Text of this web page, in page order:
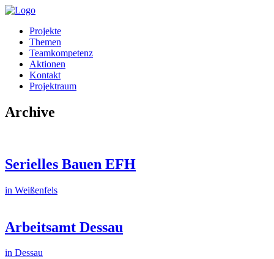
Projekte
Themen
Teamkompetenz
Aktionen
Kontakt
Projektraum
Archive
Serielles Bauen EFH
in Weißenfels
Arbeitsamt Dessau
in Dessau